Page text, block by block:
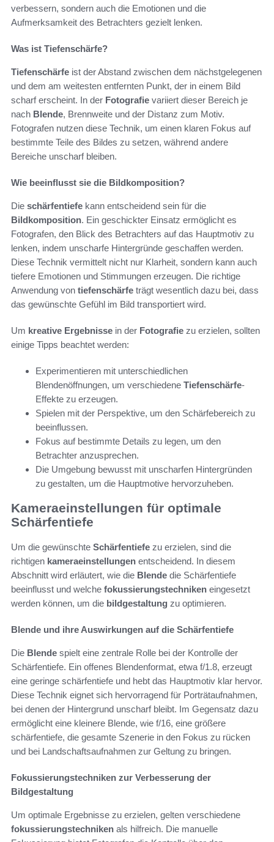
verbessern, sondern auch die Emotionen und die
Aufmerksamkeit des Betrachters gezielt lenken.
Was ist Tiefenschärfe?
Tiefenschärfe ist der Abstand zwischen dem nächstgelegenen
und dem am weitesten entfernten Punkt, der in einem Bild
scharf erscheint. In der Fotografie variiert dieser Bereich je
nach Blende, Brennweite und der Distanz zum Motiv.
Fotografen nutzen diese Technik, um einen klaren Fokus auf
bestimmte Teile des Bildes zu setzen, während andere
Bereiche unscharf bleiben.
Wie beeinflusst sie die Bildkomposition?
Die schärfentiefe kann entscheidend sein für die
Bildkomposition. Ein geschickter Einsatz ermöglicht es
Fotografen, den Blick des Betrachters auf das Hauptmotiv zu
lenken, indem unscharfe Hintergründe geschaffen werden.
Diese Technik vermittelt nicht nur Klarheit, sondern kann auch
tiefere Emotionen und Stimmungen erzeugen. Die richtige
Anwendung von tiefenschärfe trägt wesentlich dazu bei, dass
das gewünschte Gefühl im Bild transportiert wird.
Um kreative Ergebnisse in der Fotografie zu erzielen, sollten
einige Tipps beachtet werden:
Experimentieren mit unterschiedlichen
Blendenöffnungen, um verschiedene Tiefenschärfe-
Effekte zu erzeugen.
Spielen mit der Perspektive, um den Schärfebereich zu
beeinflussen.
Fokus auf bestimmte Details zu legen, um den
Betrachter anzusprechen.
Die Umgebung bewusst mit unscharfen Hintergründen
zu gestalten, um die Hauptmotive hervorzuheben.
Kameraeinstellungen für optimale
Schärfentiefe
Um die gewünschte Schärfentiefe zu erzielen, sind die
richtigen kameraeinstellungen entscheidend. In diesem
Abschnitt wird erläutert, wie die Blende die Schärfentiefe
beeinflusst und welche fokussierungstechniken eingesetzt
werden können, um die bildgestaltung zu optimieren.
Blende und ihre Auswirkungen auf die Schärfentiefe
Die Blende spielt eine zentrale Rolle bei der Kontrolle der
Schärfentiefe. Ein offenes Blendenformat, etwa f/1.8, erzeugt
eine geringe schärfentiefe und hebt das Hauptmotiv klar hervor.
Diese Technik eignet sich hervorragend für Porträtaufnahmen,
bei denen der Hintergrund unscharf bleibt. Im Gegensatz dazu
ermöglicht eine kleinere Blende, wie f/16, eine größere
schärfentiefe, die gesamte Szenerie in den Fokus zu rücken
und bei Landschaftsaufnahmen zur Geltung zu bringen.
Fokussierungstechniken zur Verbesserung der
Bildgestaltung
Um optimale Ergebnisse zu erzielen, gelten verschiedene
fokussierungstechniken als hilfreich. Die manuelle